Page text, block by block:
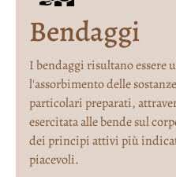
Bendaggi
I bendaggi risultano essere
l'assorbimento delle
particolari preparati,
esercitata alle bende sul
dei principi attivi più
piacevoli.